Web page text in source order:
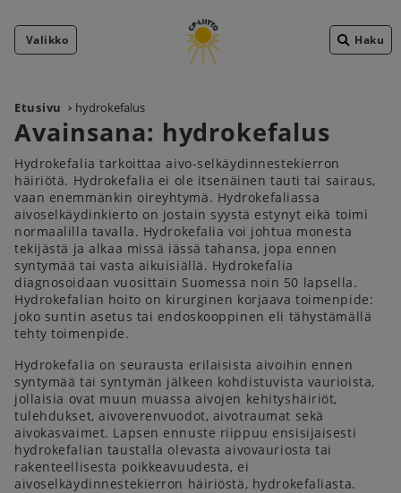
Valikko Haku
Etusivu hydrokefalus
Avainsana: hydrokefalus
Hydrokefalia tarkoittaa aivo-selkäydinnestekierron
häiriötä. Hydrokefalia ei ole itsenäinen tauti tai sairaus,
vaan enemmänkin oireyhtymä. Hydrokefaliassa
aivoselkäydinkierto on jostain syystä estynyt eikä toimi
normaalilla tavalla. Hydrokefalia voi johtua monesta
tekijästä ja alkaa missä iässä tahansa, jopa ennen
syntymää tai vasta aikuisiällä. Hydrokefalia
diagnosoidaan vuosittain Suomessa noin 50 lapsella.
Hydrokefalian hoito on kirurginen korjaava toimenpide:
joko suntin asetus tai endoskooppinen eli tähystämällä
tehty toimenpide.
Hydrokefalia on seurausta erilaisista aivoihin ennen
syntymää tai syntymän jälkeen kohdistuvista vaurioista,
jollaisia ovat muun muassa aivojen kehityshäiriöt,
tulehdukset, aivoverenvuodot, aivotraumat sekä
aivokasvaimet. Lapsen ennuste riippuu ensisijaisesti
hydrokefalian taustalla olevasta aivovauriosta tai
rakenteellisesta poikkeavuudesta, ei
aivoselkäydinnestekierron häiriöstä, hydrokefaliasta.